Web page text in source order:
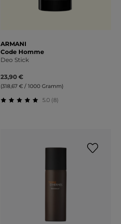
ARMANI
Code Homme
Deo Stick
23,90 €
(318,67 € / 1000 Gramm)
5.0 (8)